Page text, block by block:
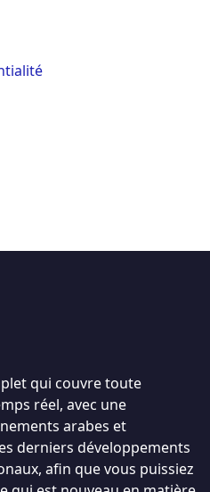
qui couvre toute
réel, avec une
arabes et
derniers développements
afin que vous puissiez